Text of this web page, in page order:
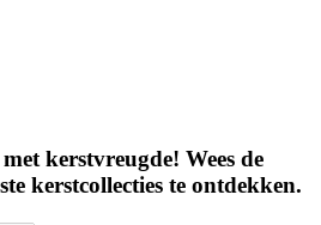
kerstvreugde! Wees de
kerstcollecties te ontdekken.